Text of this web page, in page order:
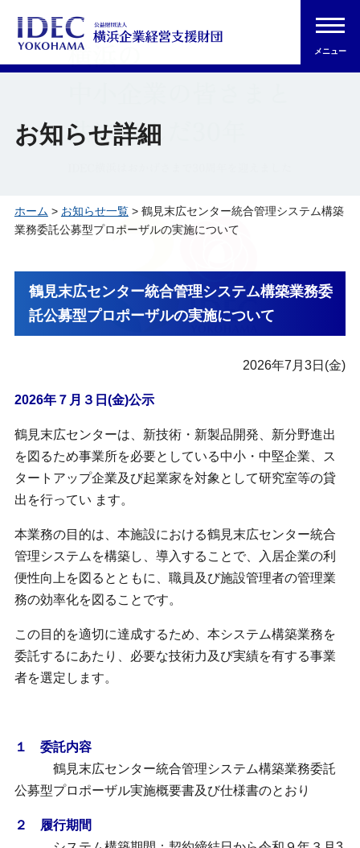
メニュー
お知らせ詳細
ホーム > お知らせ一覧> 鶴見末広センター統合管理システム構築
業務委託公募型プロポーザルの実施について
鶴見末広センター統合管理システム構築業務委
託公募型プロポーザルの実施について
2026年7月3日(金)
2026年７月３日(金)公示
鶴見末広センターは、新技術・新製品開発、新分野進出
を図るため事業所を必要としている中小・中堅企業、ス
タートアップ企業及び起業家を対象として研究室等の貸
出を行ってい ます。
本業務の目的は、本施設における鶴見末広センター統合
管理システムを構築し、導入することで、入居企業の利
便性向上を図るとともに、職員及び施設管理者の管理業
務の効率化を図ることです。
この目的を適切に達成するため、本システム構築業務を
委託するにあたり、必要な技術力及び実績を有する事業
者を選定します。
１ 委託内容
鶴見末広センター統合管理システム構築業務委託
公募型プロポーザル実施概要書及び仕様書のとおり
２ 履行期間